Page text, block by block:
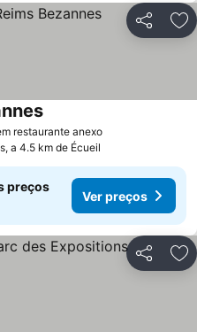
Partilhar
restaurante anexoVer preços
Ver preços
a 4.5 km de Écueil
preços
Ver preços
Partilhar